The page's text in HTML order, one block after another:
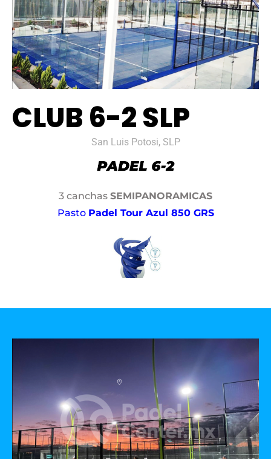
CLUB 6-2 SLP
San Luis Potosi, SLP
3 canchas SEMIPANORAMICAS
Pasto Padel Tour Azul 850 GRS